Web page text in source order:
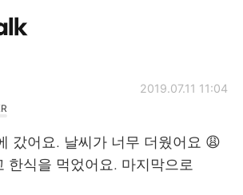
intercambio de idiomas
2019.07.11 11:04
갔어요. 날씨가 너무 더웠어요 😩
한식을 먹었어요. 마지막으로